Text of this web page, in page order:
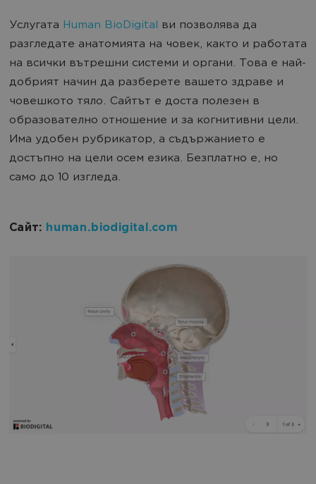
Услугата Human BioDigital ви позволява да
разгледате анатомията на човек, както и работата
на всички вътрешни системи и органи. Това е най-
добрият начин да разберете вашето здраве и
човешкото тяло. Сайтът е доста полезен в
образователно отношение и за когнитивни цели.
Има удобен рубрикатор, а съдържанието е
достъпно на цели осем езика. Безплатно е, но
само до 10 изгледа.
Сайт: human.biodigital.com